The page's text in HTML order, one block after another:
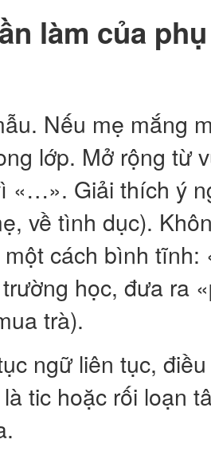
làm của
Nếu mẹ mắng
lớp. Mở rộng từ
«…». Giải thích ý
về tình dục).
cách bình
học, đưa ra
trà).
ngữ liên tục,
tic hoặc rối loạn